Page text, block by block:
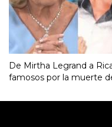
De Mirtha Legrand a
famosos por la muerte